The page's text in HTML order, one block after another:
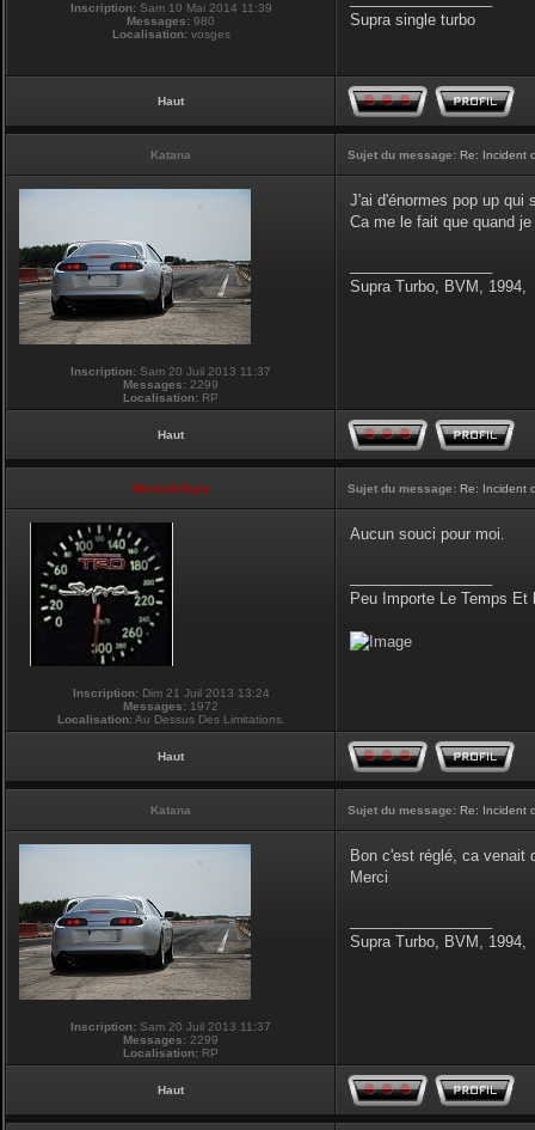
Inscription:Sam 10 Mai 2014 11:39
Messages: 980
Localisation:vosges
Supra single turbo
Haut
Katana Sujet du message: Re: Incident
Inscription: Sam 20 Juil 2013 11:37
Messages: 2299
Localisation: RP
J'ai d'énormes pop up qui
Ca me le fait que quand
Supra Turbo, BVM, 1994,
Haut
NikoLifeStyle Sujet du message: Re: Incident
Inscription:Dim 21 Juil 2013 13:24
Messages: 1972
Localisation:Au Dessus Des Limitations.
Aucun souci pour moi.
Peu Importe Le Temps Et
Haut
Katana Sujet du message: Re: Incident
Inscription: Sam 20 Juil 2013 11:37
Messages: 2299
Localisation: RP
Bon c'est réglé, ca venait
Merci
Supra Turbo, BVM, 1994,
Haut